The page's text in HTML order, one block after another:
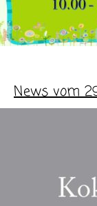
News vom